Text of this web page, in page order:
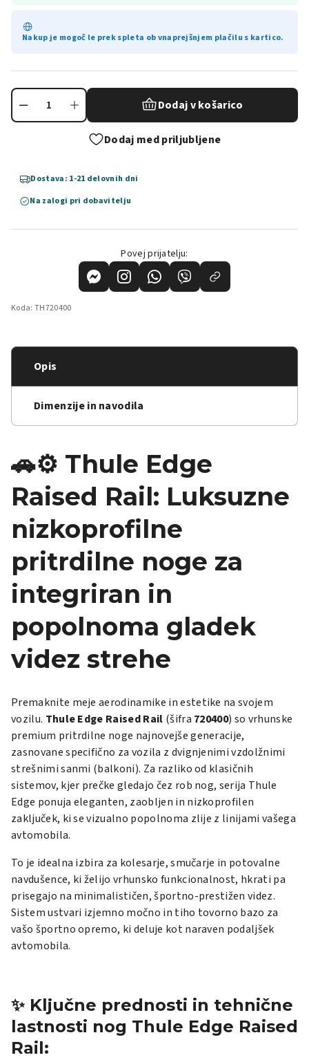
Nakup je mogoč le prek spleta ob vnaprejšnjem plačilu s kartico.
Dodaj v košarico
Dodaj med priljubljene
Dostava: 1-21 delovnih dni
Na zalogi pri dobavitelju
Povej prijatelju:
Koda: TH720400
Opis
Dimenzije in navodila
🚗⚙️ Thule Edge
Raised Rail: Luksuzne
nizkoprofilne
pritrdilne noge za
integriran in
popolnoma gladek
videz strehe
Premaknite meje aerodinamike in estetike na svojem
vozilu. Thule Edge Raised Rail (šifra 720400) so vrhunske
premium pritrdilne noge najnovejše generacije,
zasnovane specifično za vozila z dvignjenimi vzdolžnimi
strešnimi sanmi (balkoni). Za razliko od klasičnih
sistemov, kjer prečke gledajo čez rob nog, serija Thule
Edge ponuja eleganten, zaobljen in nizkoprofilen
zaključek, ki se vizualno popolnoma zlije z linijami vašega
avtomobila.
To je idealna izbira za kolesarje, smučarje in potovalne
navdušence, ki želijo vrhunsko funkcionalnost, hkrati pa
prisegajo na minimalističen, športno-prestižen videz.
Sistem ustvari izjemno močno in tiho tovorno bazo za
vašo športno opremo, ki deluje kot naraven podaljšek
avtomobila.
✨ Ključne prednosti in tehnične
lastnosti nog Thule Edge Raised
Rail: